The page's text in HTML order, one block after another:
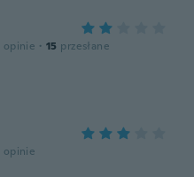
opinie · 15 przesłane
opinie